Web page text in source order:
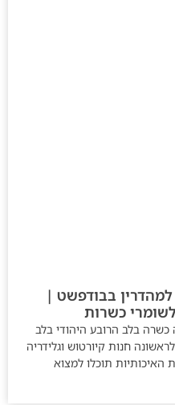
בבודפשט |
כשרות
כשרה בלב הרובע היהודי בלב
חנות קיורטוש וגלידריה
האיכותיות תוכלו למצוא